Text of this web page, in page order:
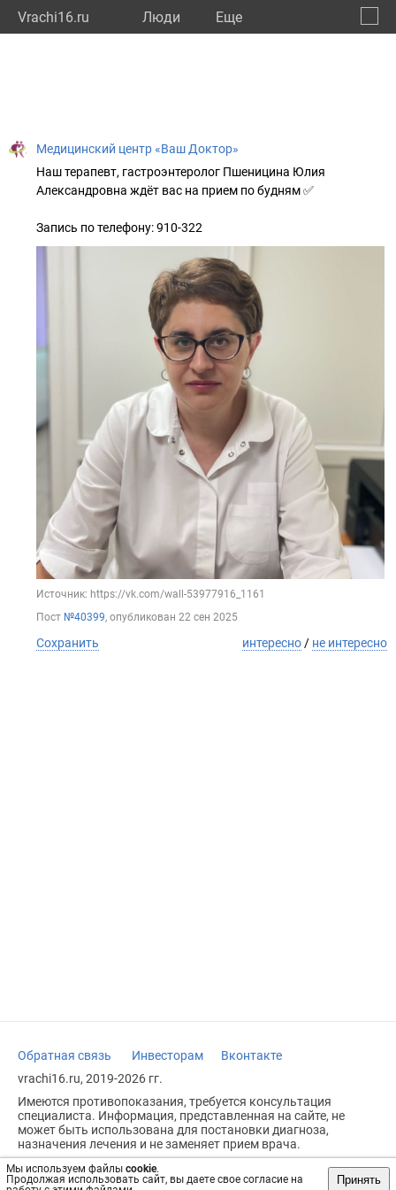
Vrachi16.ru Люди Eще
Мы используем файлы cookie.
Продолжая использовать сайт, вы даете свое согласие на
Принять
Медицинский центр «Ваш Доктор»
Наш терапевт, гастроэнтеролог Пшеницина Юлия
Александровна ждёт вас на прием по будням ✅
Запись по телефону: 910-322
Источник: https://vk.com/wall-53977916_1161
Пост №40399, опубликован 22 сен 2025
Сохранить интересно / не интересно
Обратная связь Инвесторам
Вконтакте
vrachi16.ru, 2019-2026 гг.
Имеются противопоказания, требуется консультация
специалиста. Информация, представленная на сайте, не
может быть использована для постановки диагноза,
назначения лечения и не заменяет прием врача.
Возрастное ограничение: 18+